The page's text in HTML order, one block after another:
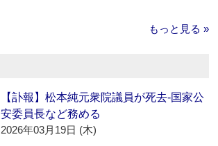
もっと見る »
【訃報】松本純元衆院議員が死去‐国家公
安委員長など務める
2026年03月19日 (木)